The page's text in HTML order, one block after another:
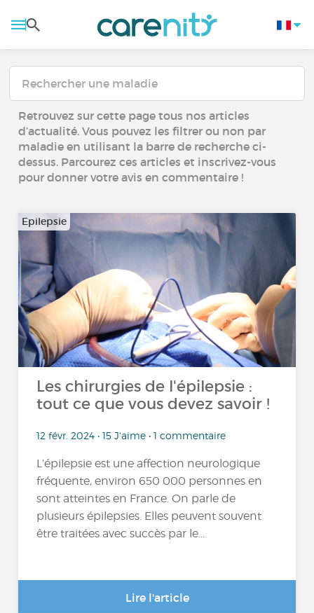
Retrouvez sur cette page tous nos articles
d’actualité. Vous pouvez les filtrer ou non par
maladie en utilisant la barre de recherche ci-
dessus. Parcourez ces articles et inscrivez-vous
pour donner votre avis en commentaire !
Epilepsie
Les chirurgies de l'épilepsie :
tout ce que vous devez savoir !
12 févr. 2024 • 15 J'aime • 1 commentaire
L’épilepsie est une affection neurologique
fréquente, environ 650 000 personnes en
sont atteintes en France. On parle de
plusieurs épilepsies. Elles peuvent souvent
être traitées avec succès par le...
Lire l'article